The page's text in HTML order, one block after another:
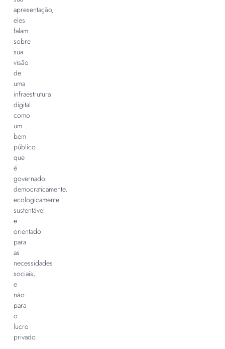
apresentação,
eles
falam
sobre
sua
visão
de
uma
infraestrutura
digital
como
um
bem
público
que
é
governado
democraticamente,
ecologicamente
sustentável
e
orientado
para
as
necessidades
sociais,
e
não
para
o
lucro
privado.